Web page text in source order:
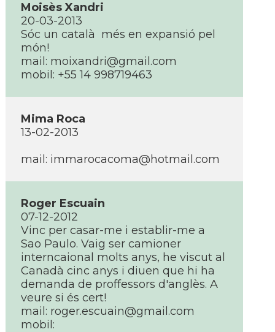
Moisès Xandri
20-03-2013
Sóc un català més en expansió pel
món!
mail: moixandri@gmail.com
mobil: +55 14 998719463
Mima Roca
13-02-2013
mail: immarocacoma@hotmail.com
Roger Escuain
07-12-2012
Vinc per casar-me i establir-me a
Sao Paulo. Vaig ser camioner
interncaional molts anys, he viscut al
Canadà cinc anys i diuen que hi ha
demanda de proffessors d'anglès. A
veure si és cert!
mail: roger.escuain@gmail.com
mobil: